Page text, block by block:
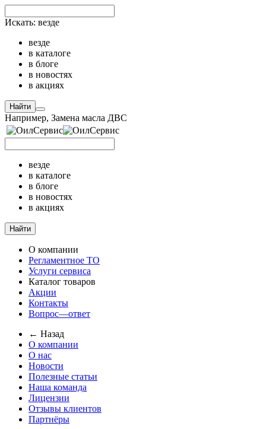
Искать: везде
везде
в каталоге
в блоге
в новостях
в акциях
Найти
Например, Замена масла ДВС
везде
в каталоге
в блоге
в новостях
в акциях
Найти
О компании
Регламентное ТО
Услуги сервиса
Каталог товаров
Акции
Контакты
Вопрос—ответ
← Назад
О компании
О нас
Новости
Полезные статьи
Наша команда
Лицензии
Отзывы клиентов
Партнёры